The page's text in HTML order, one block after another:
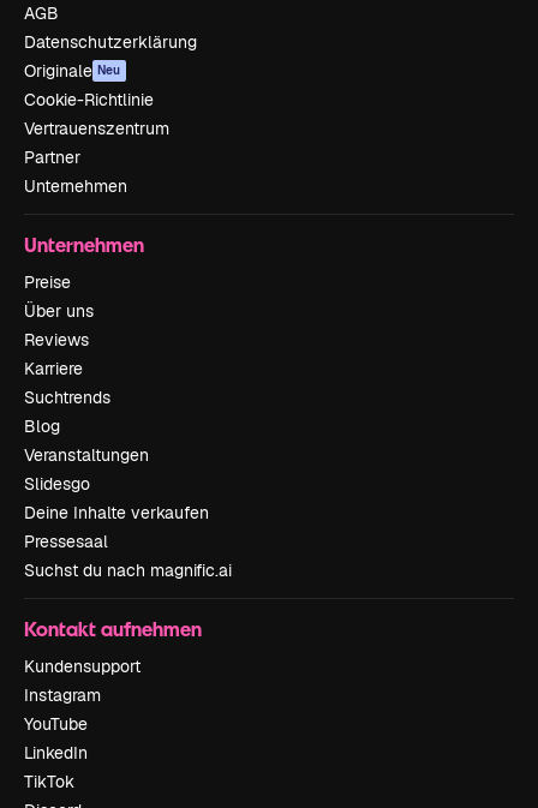
AGB
Datenschutzerklärung
Originale Neu
Cookie-Richtlinie
Vertrauenszentrum
Partner
Unternehmen
Unternehmen
Preise
Über uns
Reviews
Karriere
Suchtrends
Blog
Veranstaltungen
Slidesgo
Deine Inhalte verkaufen
Pressesaal
Suchst du nach magnific.ai
Kontakt aufnehmen
Kundensupport
Instagram
YouTube
LinkedIn
TikTok